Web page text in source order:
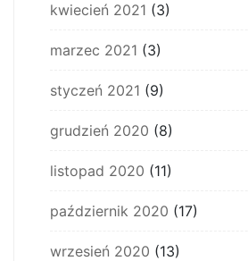
kwiecień 2021 (3)
marzec 2021 (3)
styczeń 2021 (9)
grudzień 2020 (8)
listopad 2020 (11)
październik 2020 (17)
wrzesień 2020 (13)